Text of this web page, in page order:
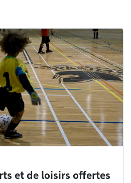
et de loisirs offertes